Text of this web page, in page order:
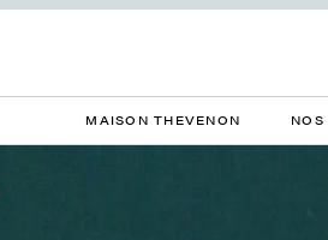
MAISON THEVENON NOS